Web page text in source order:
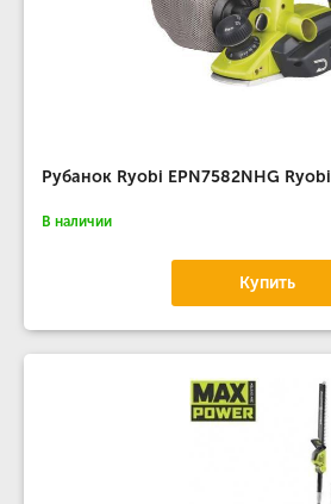
Рубанок Ryobi EPN7582NHG Ryobi
В наличии
Купить